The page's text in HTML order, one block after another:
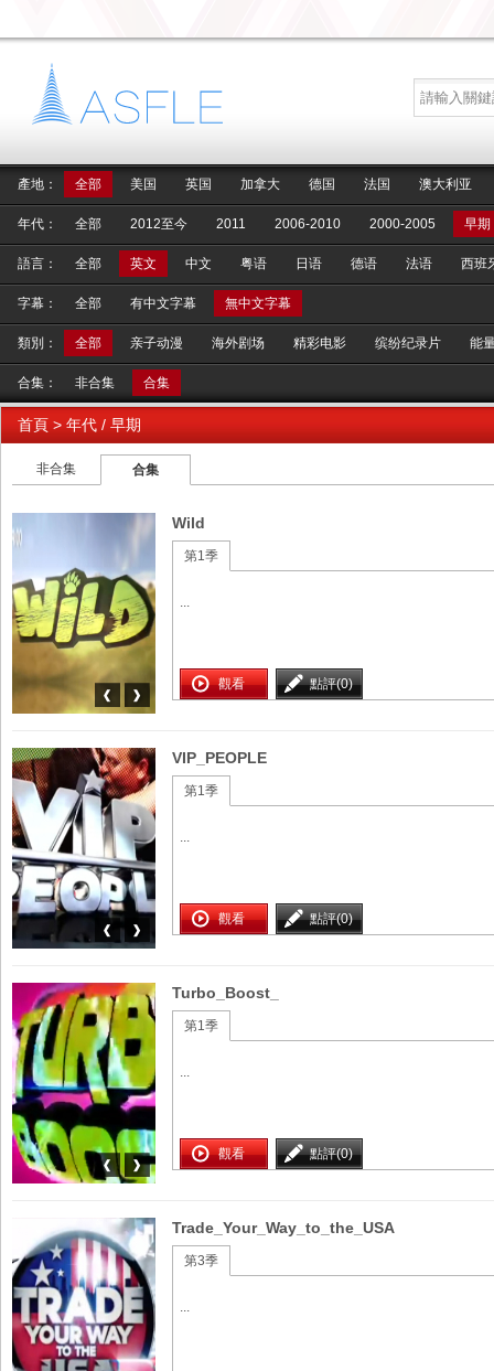
產地： 全部 美国 英国 加拿大 德国 法国 澳大利亚
年代： 全部 2012至今 2011 2006-2010 2000-2005 早期
語言： 全部 英文 中文 粤语 日语 德语 法语 西班
字幕： 全部 有中文字幕 無中文字幕
類別： 全部 亲子动漫 海外剧场 精彩电影 缤纷纪录片 能
合集： 非合集 合集
首頁 > 年代 / 早期
非合集 合集
Wild
第1季
...
觀看 點評(0)
VIP_PEOPLE
第1季
...
觀看 點評(0)
Turbo_Boost_
第1季
...
觀看 點評(0)
Trade_Your_Way_to_the_USA
第3季
...